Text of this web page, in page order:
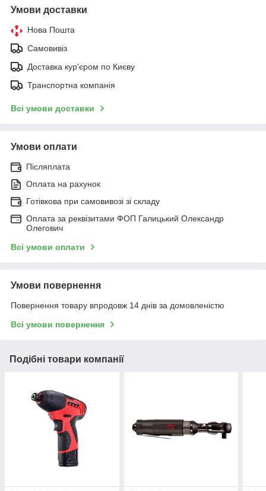
Умови доставки
Нова Пошта
Самовивіз
Доставка кур'єром по Києву
Транспортна компанія
Всі умови доставки
Умови оплати
Післяплата
Оплата на рахунок
Готівкова при самовивозі зі складу
Оплата за реквізитами ФОП Галицький Олександр
Олегович
Всі умови оплати
Умови повернення
Повернення товару впродовж 14 днів за домовленістю
Всі умови повернення
Подібні товари компанії